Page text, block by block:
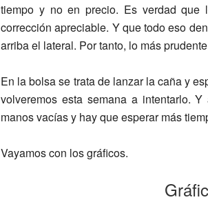
tiempo y no en precio. Es verdad que
corrección apreciable. Y que todo eso
arriba el lateral. Por tanto, lo más
En la bolsa se trata de lanzar la caña y
volveremos esta semana a intentarlo.
manos vacías y hay que esperar más
Vayamos con los gráficos.